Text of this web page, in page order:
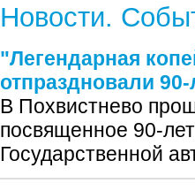
Новости.
"Легендарная
отпраздновали
В Похвистнево
посвященное 90-
Государственной